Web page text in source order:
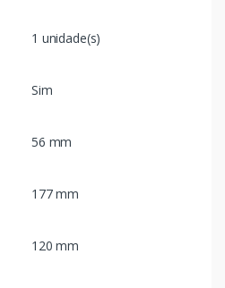
1 unidade(s)
Sim
56 mm
177 mm
120 mm